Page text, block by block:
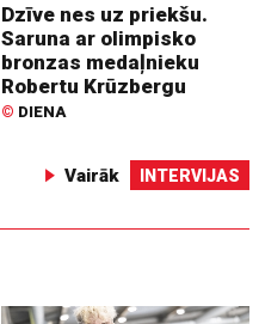
Dzīve nes uz priekšu.
Saruna ar olimpisko
bronzas medaļnieku
Robertu Krūzbergu
© DIENA
Vairāk INTERVIJAS